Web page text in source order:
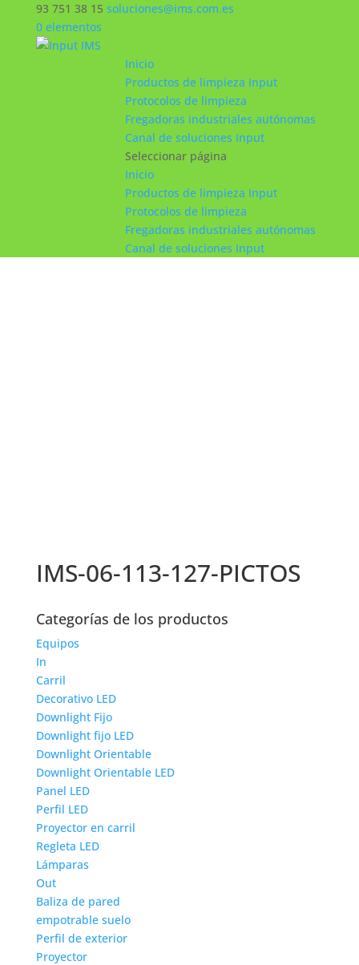
93 751 38 15 soluciones@ims.com.es
0 elementos
Inicio
Productos de limpieza Input
Protocolos de limpieza
Fregadoras industriales autónomas
Canal de soluciones Input
Seleccionar página
Inicio
Productos de limpieza Input
Protocolos de limpieza
Fregadoras industriales autónomas
Canal de soluciones Input
IMS-06-113-127-PICTOS
Categorías de los productos
Equipos
In
Carril
Decorativo LED
Downlight Fijo
Downlight fijo LED
Downlight Orientable
Downlight Orientable LED
Panel LED
Perfil LED
Proyector en carril
Regleta LED
Lámparas
Out
Baliza de pared
empotrable suelo
Perfil de exterior
Proyector